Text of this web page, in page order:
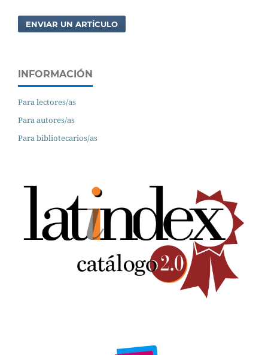
ENVIAR UN ARTÍCULO
INFORMACIÓN
Para lectores/as
Para autores/as
Para bibliotecarios/as